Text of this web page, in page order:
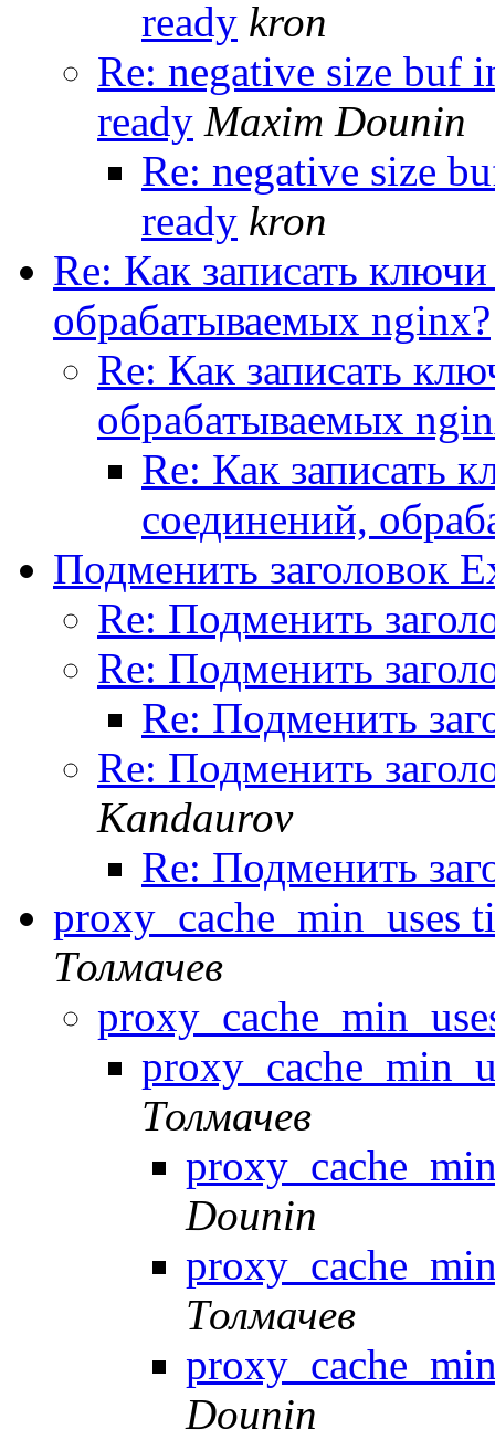
ready kron
Re: negative size buf
ready Maxim Dounin
Re: negative size
ready kron
Re: Как записать
обрабатываемых nginx?
Re: Как записать
обрабатываемых
Re: Как записать
соединений,
Подменить заголовок
Re: Подменить
Re: Подменить
Re: Подменить
Re: Подменить
Kandaurov
Re: Подменить
proxy_cache_min_uses
Толмачев
Толмачев
Dounin
Толмачев
Dounin